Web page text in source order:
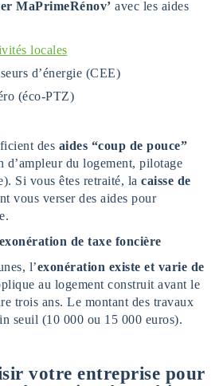
MaPrimeRénov’ avec les aides
locales
d’énergie (CEE)
(éco-PTZ)
des aides “coup de pouce”
d’ampleur du logement, pilotage
Si vous êtes retraité, la caisse de
vous verser des aides pour
de taxe foncière
l’exonération existe et varie de
au logement construit avant le
trois ans. Le montant des travaux
seuil (10 000 ou 15 000 euros).
votre entreprise pour